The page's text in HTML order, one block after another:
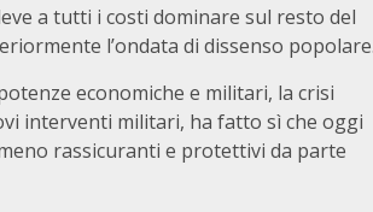
a tutti i costi dominare sul resto del
l’ondata di dissenso
economiche e militari, la crisi
interventi militari, ha fatto sì che oggi
rassicuranti e protettivi da parte